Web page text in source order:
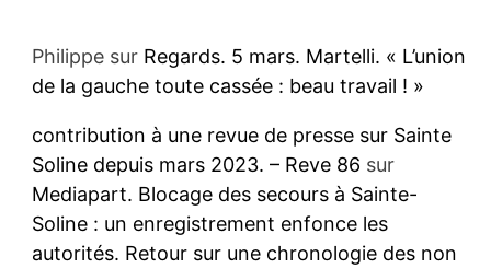
Philippesur Regards. 5 mars. Martelli. « L’union
de la gauche toute cassée : beau travail ! »
contribution à une revue de presse sur Sainte
Soline depuis mars 2023. – Reve 86 sur
Mediapart. Blocage des secours à Sainte-
Soline : un enregistrement enfonce les
autorités. Retour sur une chronologie des non